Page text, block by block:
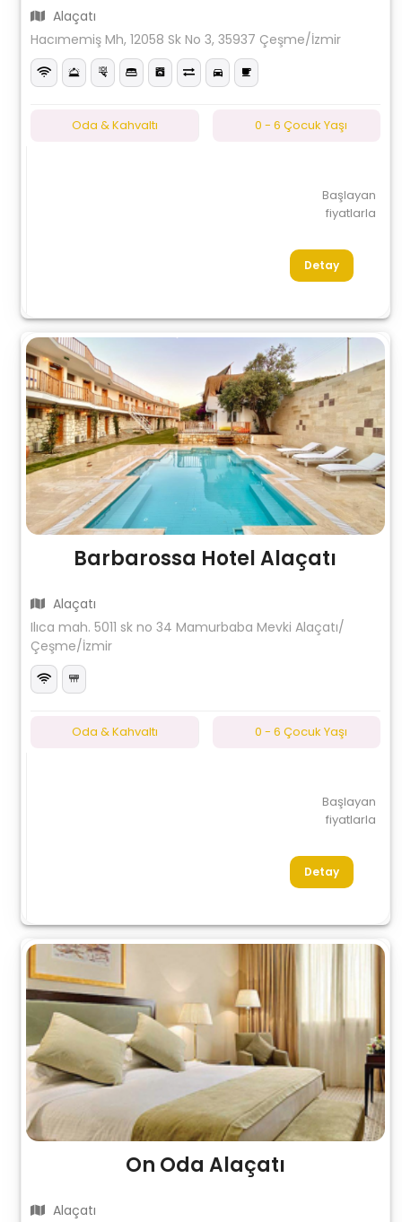
Alaçatı
Hacımemiş Mh, 12058 Sk No 3, 35937 Çeşme/İzmir
Oda & Kahvaltı 0 - 6 Çocuk Yaşı
Başlayan
fiyatlarla
Detay
Barbarossa Hotel Alaçatı
Alaçatı
Ilıca mah. 5011 sk no 34 Mamurbaba Mevki Alaçatı/
Çeşme/İzmir
Oda & Kahvaltı 0 - 6 Çocuk Yaşı
Başlayan
fiyatlarla
Detay
On Oda Alaçatı
Alaçatı